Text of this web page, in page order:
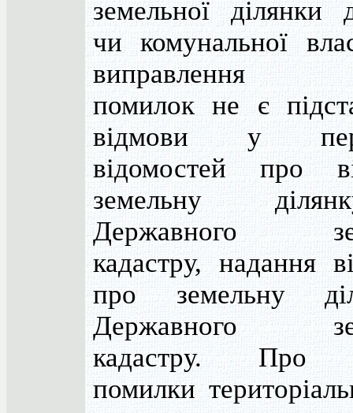
земельної ділянки
чи комунальної
виправлення
помилок не є
відмови у
відомостей про
земельну
Державного
кадастру, надання
про земельну
Державного
кадастру. Про
помилки